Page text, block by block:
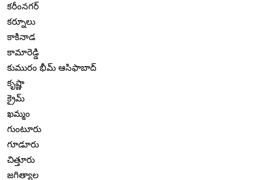
కరీంనగర్
కర్నూలు
కాకినాడ
కామారెడ్డి
కుమురం భీమ్ ఆసిఫాబాద్
కృష్ణా
క్రైమ్
ఖమ్మం
గుంటూరు
గూడూరు
చిత్తూరు
జగిత్యాల